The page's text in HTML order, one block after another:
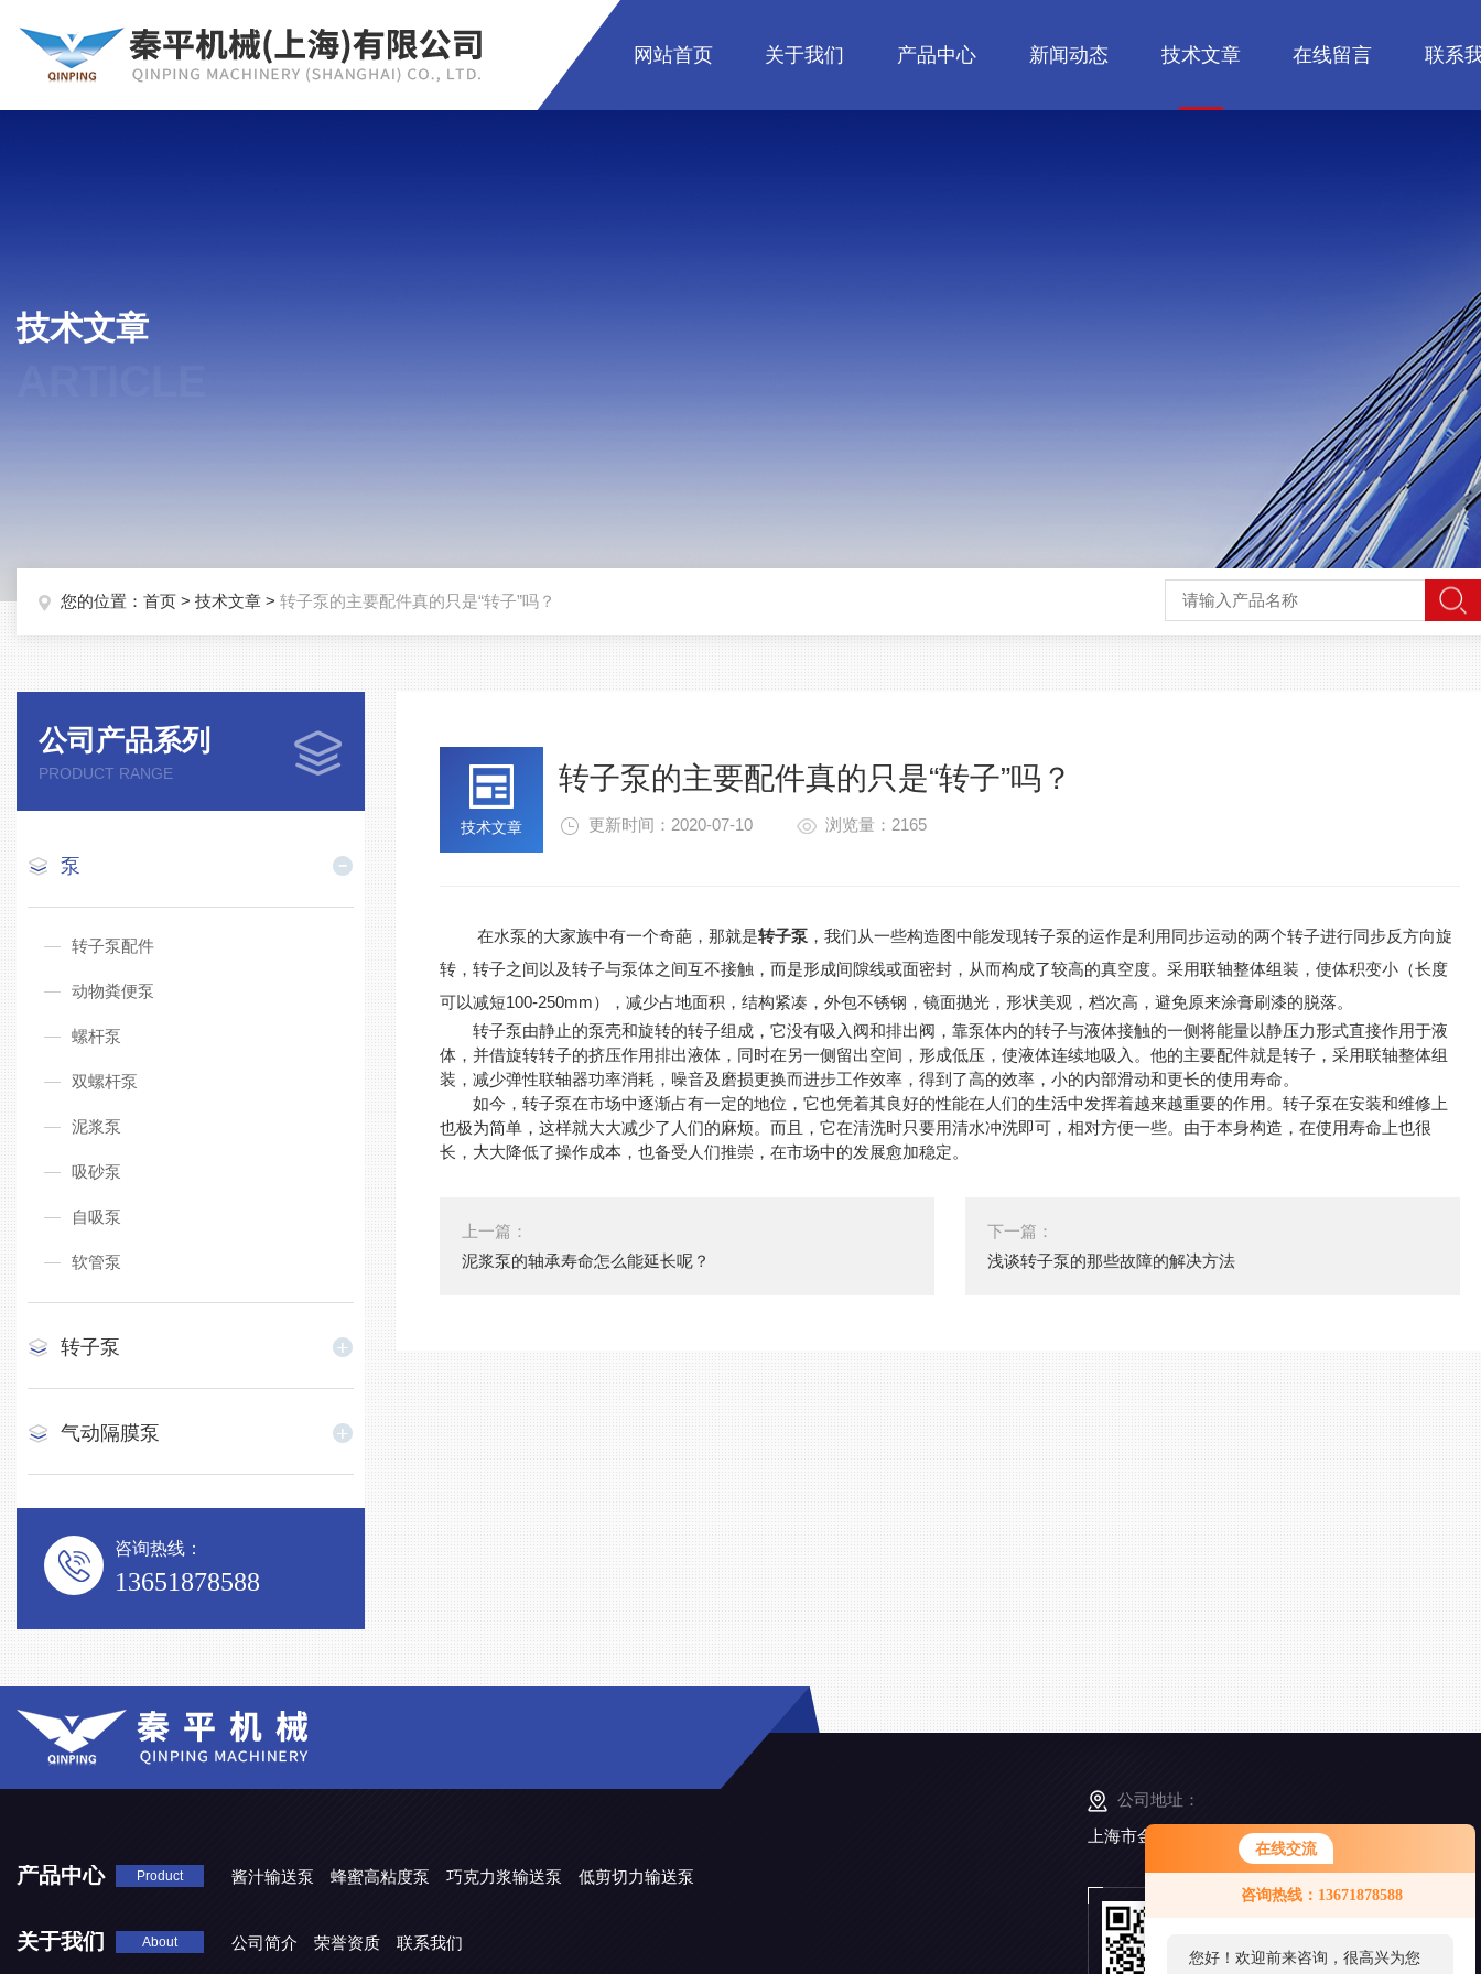
在线交流
咨询热线：13671878588
您好！欢迎前来咨询，很高兴为您
网站首页 关于我们 产品中心 新闻动态 技术文章 在线留言 联系
技术文章
您的位置： 首页 > 技术文章 > 转子泵的主要配件真的只是“转子”吗？
公司产品系列
PRODUCT RANGE
泵
转子泵配件
动物粪便泵
螺杆泵
双螺杆泵
泥浆泵
吸砂泵
自吸泵
软管泵
转子泵
气动隔膜泵
咨询热线：
13651878588
技术文章
转子泵的主要配件真的只是“转子”吗？
更新时间：2020-07-10 浏览量：2165
在水泵的大家族中有一个奇葩，那就是转子泵 ，我们从一些构造图中能发现转子泵的运作是利用同步运动的两个转子进行同步反方向旋
转，转子之间以及转子与泵体之间互不接触，而是形成间隙线或面密封，从而构成了较高的真空度。采用联轴整体组装，使体积变小（长度
可以减短100-250mm），减少占地面积，结构紧凑，外包不锈钢，镜面抛光，形状美观，档次高，避免原来涂膏刷漆的脱落。
转子泵由静止的泵壳和旋转的转子组成，它没有吸入阀和排出阀，靠泵体内的转子与液体接触的一侧将能量以静压力形式直接作用于液
体，并借旋转转子的挤压作用排出液体，同时在另一侧留出空间，形成低压，使液体连续地吸入。他的主要配件就是转子，采用联轴整体组
装，减少弹性联轴器功率消耗，噪音及磨损更换而进步工作效率，得到了高的效率，小的内部滑动和更长的使用寿命。
如今，转子泵在市场中逐渐占有一定的地位，它也凭着其良好的性能在人们的生活中发挥着越来越重要的作用。转子泵在安装和维修上
也极为简单，这样就大大减少了人们的麻烦。而且，它在清洗时只要用清水冲洗即可，相对方便一些。由于本身构造，在使用寿命上也很
长，大大降低了操作成本，也备受人们推崇，在市场中的发展愈加稳定。
上一篇：
泥浆泵的轴承寿命怎么能延长呢？
下一篇：
浅谈转子泵的那些故障的解决方法
产品中心 Product 酱汁输送泵 蜂蜜高粘度泵 巧克力浆输送泵 低剪切力输送泵
关于我们 About 公司简介 荣誉资质 联系我们
公司地址：
上海市金山工业区亭卫公路6495弄168号5幢3楼
扫
扫
添